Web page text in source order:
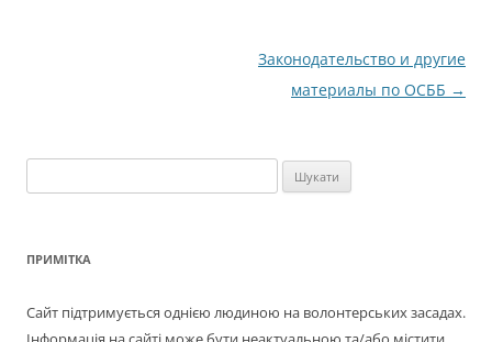
Законодательство и другие
материалы по ОСББ →
ПРИМІТКА
Сайт підтримується однією людиною на волонтерських засадах.